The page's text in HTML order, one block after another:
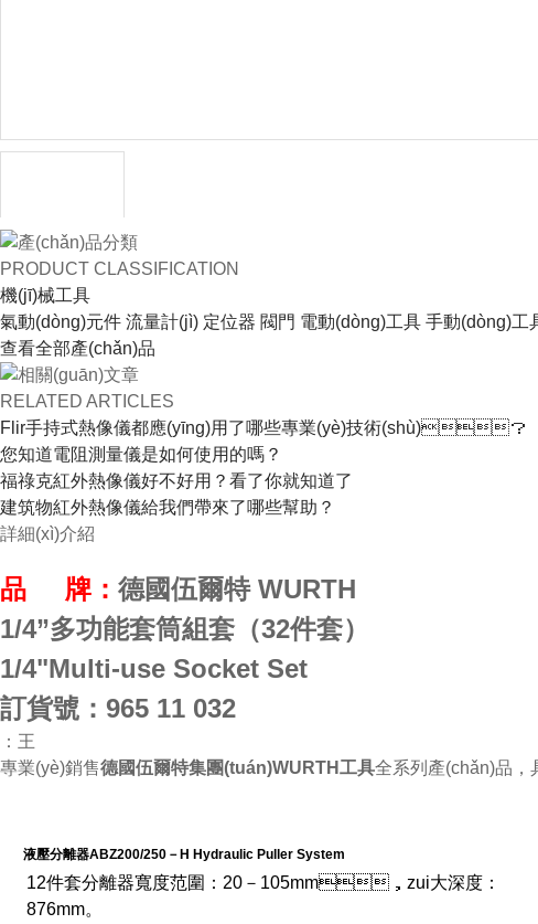
產(chǎn)品分類
PRODUCT CLASSIFICATION
機(jī)械工具
氣動(dòng)元件 流量計(jì) 定位器 閥門 電動(dòng)工具 手動(dòng)工
查看全部產(chǎn)品
相關(guān)文章
RELATED ARTICLES
Flir手持式熱像儀都應(yīng)用了哪些專業(yè)技術(shù)？
您知道電阻測量儀是如何使用的嗎？
福祿克紅外熱像儀好不好用？看了你就知道了
建筑物紅外熱像儀給我們帶來了哪些幫助？
詳細(xì)介紹
品 牌： 德國伍爾特 WURTH
1/4”多功能套筒組套（32件套）
1/4"Multi-use Socket Set
訂貨號：965 11 032
：王
專業(yè)銷售德國伍爾特集團(tuán)WURTH工具全系列產(chǎn)品，
液壓分離器ABZ200/250－H Hydraulic Puller System
12件套分離器寬度范圍：20－105mm，zui大深度：
876mm。